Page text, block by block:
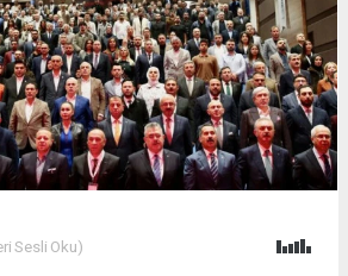
Sesli Oku)